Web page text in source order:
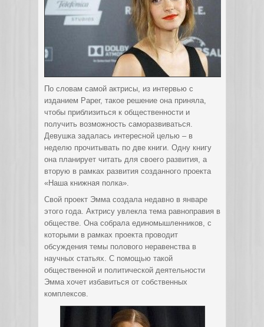
По словам самой актрисы, из интервью с
изданием Paper, такое решение она приняла,
чтобы приблизиться к общественности и
получить возможность саморазвиваться.
Девушка задалась интересной целью – в
неделю прочитывать по две книги. Одну книгу
она планирует читать для своего развития, а
вторую в рамках развития созданного проекта
«Наша книжная полка».
Свой проект Эмма создала недавно в январе
этого года. Актрису увлекла тема равноправия в
обществе. Она собрала единомышленников, с
которыми в рамках проекта проводит
обсуждения темы полового неравенства в
научных статьях. С помощью такой
общественной и политической деятельности
Эмма хочет избавиться от собственных
комплексов.